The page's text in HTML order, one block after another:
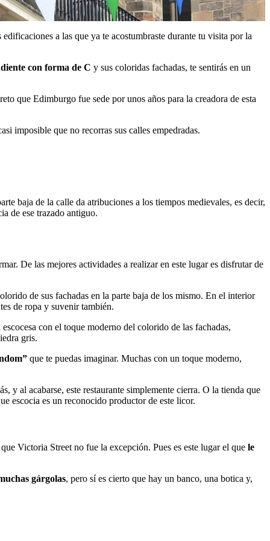
a las que ya te acostumbraste durante tu visita por la
con forma de C y sus coloridas fachadas, te sentirás en un
que Edimburgo fue sede por unos años para la creadora de esta
imposible que no recorras sus calles empedradas.
baja de la calle da atribuciones a los tiempos medievales, es decir,
de ese trazado antiguo.
De las mejores actividades a realizar en este lugar es disfrutar de
de sus fachadas en la parte baja de los mismo. En el interior
de ropa y suvenir también.
con el toque moderno del colorido de las fachadas,
gris.
que te puedas imaginar. Muchas con un toque moderno,
y al acabarse, este restaurante simplemente cierra. O la tienda que
escocia es un reconocido productor de este licor.
Victoria Street no fue la excepción. Pues es este lugar el que le
gárgolas, pero sí es cierto que hay un banco, una botica y,